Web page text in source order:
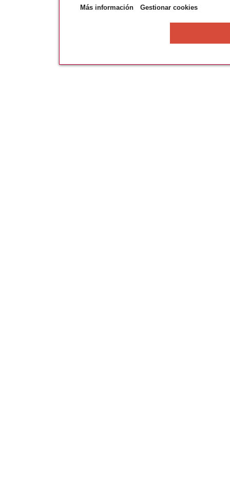
Más información Gestionar cookies